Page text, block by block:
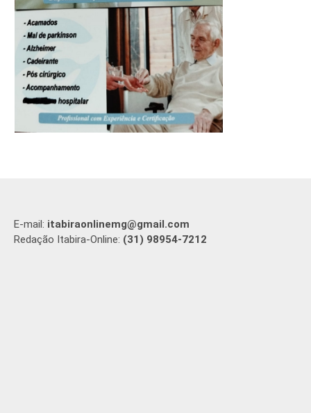
E-mail: itabiraonlinemg@gmail.com
Redação Itabira-Online: (31) 98954-7212